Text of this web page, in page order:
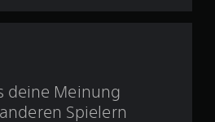
e
deine Meinung
Spielern